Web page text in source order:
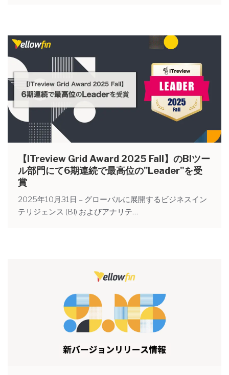
【ITreview Grid Award 2025 Fall】のBIツー
ル部門にて6期連続で最高位の"Leader"を受
賞
2025年10月31日 – グローバルに展開するビジネスイン
テリジェンス (BI) およびアナリテ…